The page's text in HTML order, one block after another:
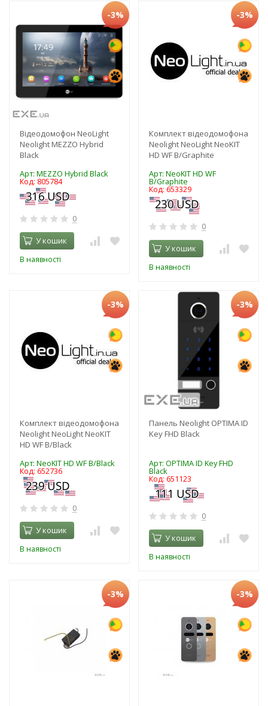
-3%
Відеодомофон NeoLight
Neolight MEZZO Hybrid
Black
Арт: MEZZO Hybrid Black
Код: 805784
0
У кошик
В наявності
-3%
Комплект відеодомофона
Neolight NeoLight NeoKIT
HD WF B/Graphite
Арт: NeoKIT HD WF
B/Graphite
Код: 653329
0
У кошик
В наявності
-3%
Комплект відеодомофона
Neolight NeoLight NeoKIT
HD WF B/Black
Арт: NeoKIT HD WF B/Black
Код: 652736
0
У кошик
В наявності
-3%
Панель Neolight OPTIMA ID
Key FHD Black
Арт: OPTIMA ID Key FHD
Black
Код: 651123
0
У кошик
В наявності
-3% -3%